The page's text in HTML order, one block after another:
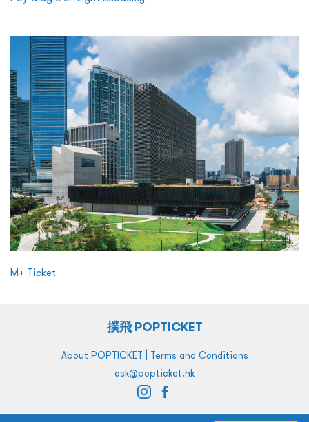
M+ Ticket
撲飛 POPTICKET
About POPTICKET | Terms and Conditions
ask@popticket.hk